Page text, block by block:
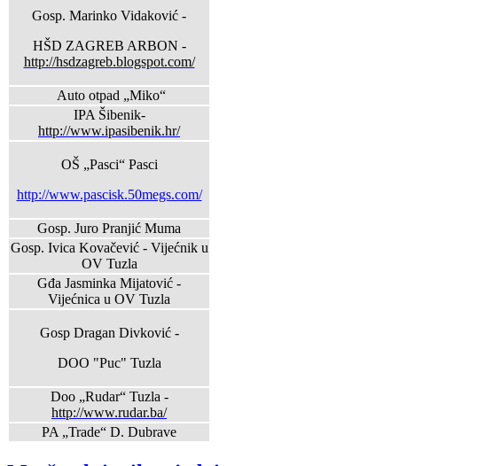
Gosp. Marinko Vidaković -
HŠD ZAGREB ARBON -
http://hsdzagreb.blogspot.com/
Auto otpad „Miko“
IPA Šibenik-
http://www.ipasibenik.hr/
OŠ „Pasci“ Pasci
http://www.pascisk.50megs.com/
Gosp. Juro Pranjić Muma
Gosp. Ivica Kovačević - Vijećnik u
OV Tuzla
Gđa Jasminka Mijatović -
Vijećnica u OV Tuzla
Gosp Dragan Divković -
DOO "Puc" Tuzla
Doo „Rudar“ Tuzla -
http://www.rudar.ba/
PA „Trade“ D. Dubrave